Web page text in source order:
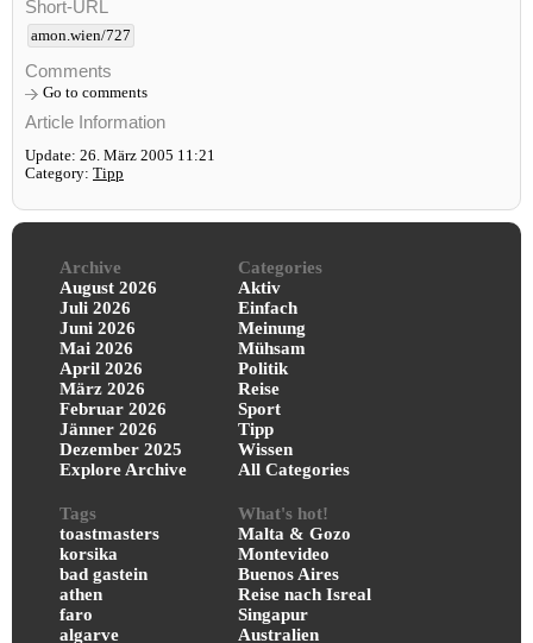
Short-URL
amon.wien/727
Comments
Go to comments
Article Information
Update: 26. März 2005 11:21
Category: Tipp
Archive
August 2026
Juli 2026
Juni 2026
Mai 2026
April 2026
März 2026
Februar 2026
Jänner 2026
Dezember 2025
Explore Archive
Categories
Aktiv
Einfach
Meinung
Mühsam
Politik
Reise
Sport
Tipp
Wissen
All Categories
Tags
toastmasters
korsika
bad gastein
athen
faro
algarve
What's hot!
Malta & Gozo
Montevideo
Buenos Aires
Reise nach Isreal
Singapur
Australien